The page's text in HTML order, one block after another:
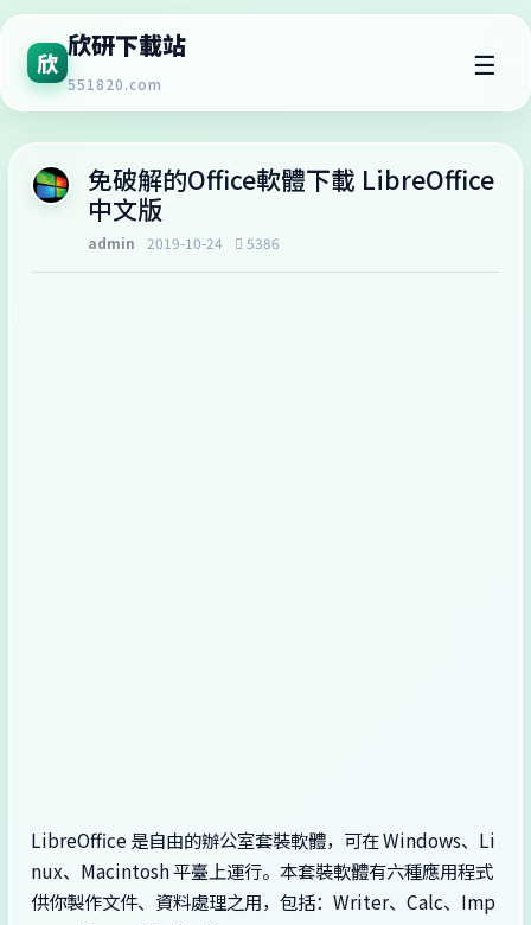
欣
欣研下載站
551820.com
☰
免破解的Office軟體下載 LibreOffice
中文版
admin 2019-10-24 5386
LibreOffice 是自由的辦公室套裝軟體，可在 Windows、Li
nux、Macintosh 平臺上運行。本套裝軟體有六種應用程式
供你製作文件、資料處理之用，包括：Writer、Calc、Imp